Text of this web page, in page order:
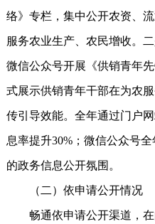
络》专栏，集中公开农资、
服务农业生产、农民增收。
微信公众号开展《供销青年
式展示供销青年干部在为农
传引导效能。全年通过门户
息率提升30%；微信公众号
的政务信息公开氛围。
（二）依申请公开情况
畅通依申请公开渠道，在